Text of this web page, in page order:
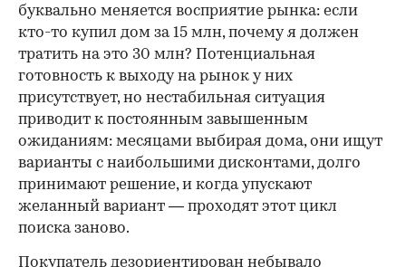
буквально меняется восприятие рынка: если
кто-то купил дом за 15 млн, почему я должен
тратить на это 30 млн? Потенциальная
готовность к выходу на рынок у них
присутствует, но нестабильная ситуация
приводит к постоянным завышенным
ожиданиям: месяцами выбирая дома, они ищут
варианты с наибольшими дисконтами, долго
принимают решение, и когда упускают
желанный вариант — проходят этот цикл
поиска заново.
Покупатель дезориентирован небывало